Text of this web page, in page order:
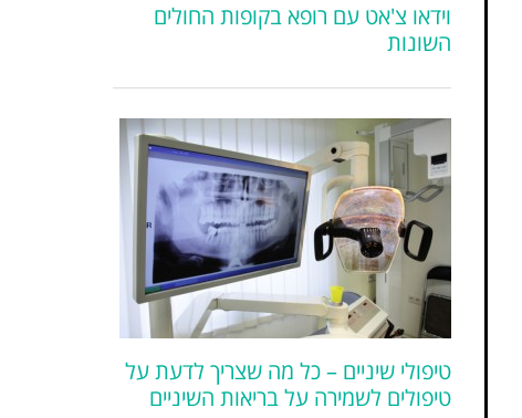
וידאו צ'אט עם רופא בקופות החולים
השונות
טיפולי שיניים – כל מה שצריך לדעת על
טיפולים לשמירה על בריאות השיניים